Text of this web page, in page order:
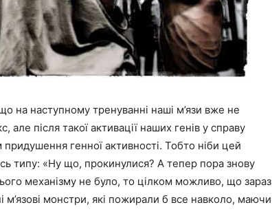
на наступному тренуванні наші м’язи вже не
після такої активації наших генів у справу
генної активності. Тобто ніби цей
типу: «Ну що, прокинулися? А тепер пора знову
механізму не було, то цілком можливо, що зараз
монстри, які пожирали б все навколо, маючи